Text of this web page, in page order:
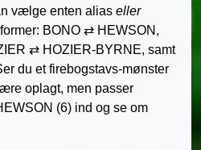
vælge enten alias eller
BONO ⇄ HEWSON,
⇄ HOZIER-BYRNE, samt
du et firebogstavs-mønster
oplagt, men passer
(6) ind og se om